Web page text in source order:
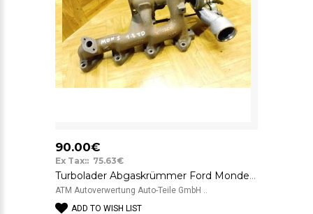
90.00€
Ex Tax:: 75.63€
Turbolader Abgaskrümmer Ford Mondeo 1 Garrett 97FF8K682AD
ATM Autoverwertung Auto-Teile GmbH ..
ADD TO WISH LIST